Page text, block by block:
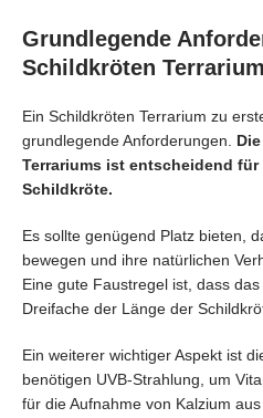
Grundlegende
Schildkröten Terrarium
Ein Schildkröten Terrarium zu
grundlegende Anforderungen.
Terrariums ist entscheidend
Schildkröte.
Es sollte genügend Platz bieten,
bewegen und ihre natürlichen
Eine gute Faustregel ist, dass
Dreifache der Länge der
Ein weiterer wichtiger Aspekt ist
benötigen UVB-Strahlung, um
für die Aufnahme von Kalzium